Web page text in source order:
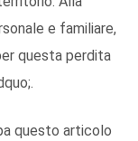
e familiare,
questa perdita
questo articolo